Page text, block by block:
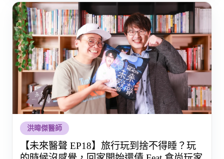
洪暐傑醫師
【未來醫聲 EP18】旅行玩到捨不得睡？玩